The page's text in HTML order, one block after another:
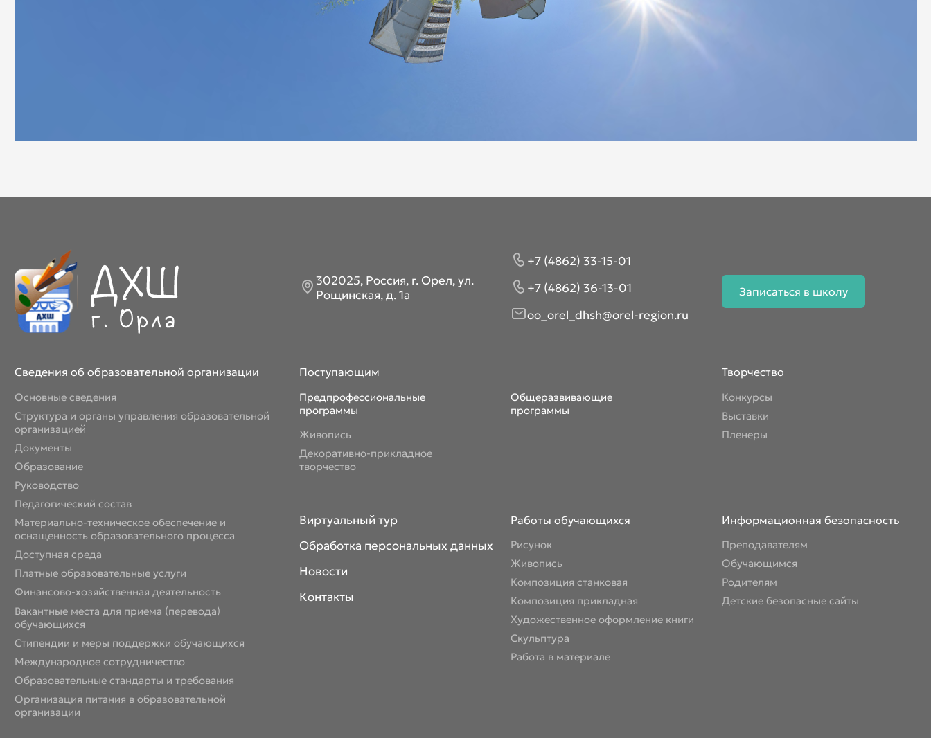
302025, Россия, г. Орел, ул.
Рощинская, д. 1а
+7 (4862) 33-15-01
+7 (4862) 36-13-01
oo_orel_dhsh@orel-region.ru
Записаться в школу
Сведения об образовательной организации
Основные сведения
Структура и органы управления образовательной
организацией
Документы
Образование
Руководство
Педагогический состав
Материально-техническое обеспечение и
оснащенность образовательного процесса
Доступная среда
Платные образовательные услуги
Финансово-хозяйственная деятельность
Вакантные места для приема (перевода)
обучающихся
Стипендии и меры поддержки обучающихся
Международное сотрудничество
Образовательные стандарты и требования
Организация питания в образовательной
организации
Поступающим
Предпрофессиональные
программы
Живопись
Декоративно-прикладное
творчество
Общеразвивающие
программы
Творчество
Конкурсы
Выставки
Пленеры
Виртуальный тур
Обработка персональных данных
Новости
Контакты
Работы обучающихся
Рисунок
Живопись
Композиция станковая
Композиция прикладная
Художественное оформление книги
Скульптура
Работа в материале
Информационная безопасность
Преподавателям
Обучающимся
Родителям
Детские безопасные сайты